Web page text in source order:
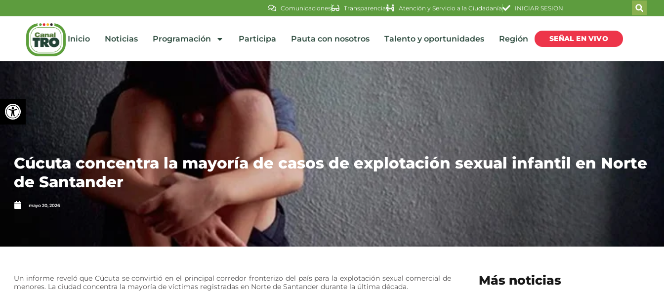
Abrir barra de herramientas
Comunicaciones Transparencia Atención y Servicio a la Ciudadanía INICIAR SESION
Inicio Noticias Programación Participa Pauta con nosotros Talento y oportunidades Región SEÑAL EN VIVO
Cúcuta concentra la mayoría de casos de explotación sexual infantil en Norte
de Santander
mayo 20, 2026
Un informe reveló que Cúcuta se convirtió en el principal corredor fronterizo del país para la explotación sexual comercial de
menores. La ciudad concentra la mayoría de víctimas registradas en Norte de Santander durante la última década.
Más noticias